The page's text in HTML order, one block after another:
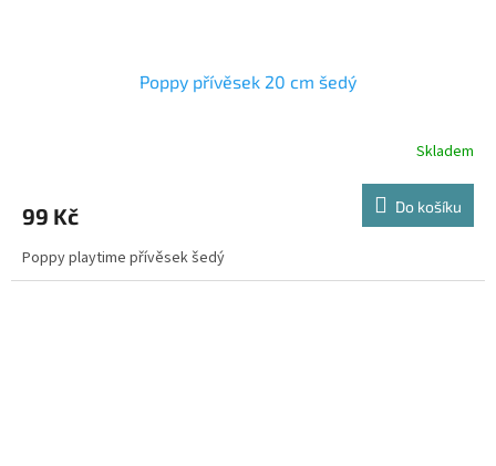
Poppy přívěsek 20 cm šedý
Skladem
99 Kč Do košíku
Poppy playtime přívěsek šedý